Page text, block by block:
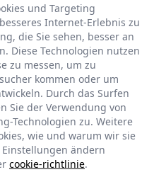
und Targeting
Internet-Erlebnis zu
die Sie sehen, besser an
Diese Technologien nutzen
zu messen, um zu
kommen oder um
Durch das Surfen
Sie der Verwendung von
Technologien zu. Weitere
wie und warum wir sie
ändern
cookie-richtlinie.